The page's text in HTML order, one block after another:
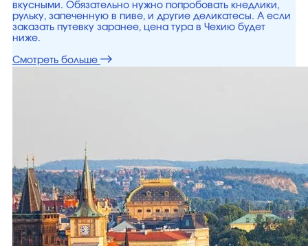
вкусными. Обязательно нужно попробовать кнедлики,
рульку, запеченную в пиве, и другие деликатесы. А если
заказать путевку заранее, цена тура в Чехию будет
ниже.
Смотреть больше